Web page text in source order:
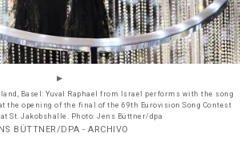
Basel: Yuval Raphael from Israel performs with the song
the opening of the final of the 69th Eurovision Song Contest
at St. Jakobshalle. Photo: Jens Büttner/dpa
BÜTTNER/DPA - ARCHIVO